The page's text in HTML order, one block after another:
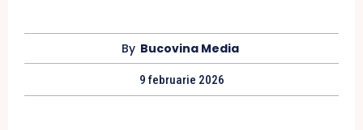
By Bucovina Media
9 februarie 2026